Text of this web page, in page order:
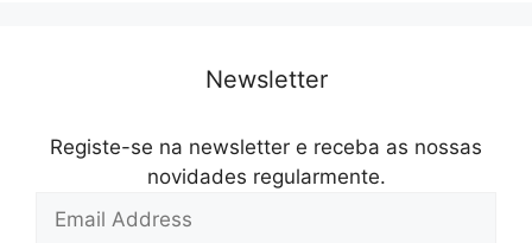
Newsletter
Registe-se na newsletter e receba as nossas
novidades regularmente.